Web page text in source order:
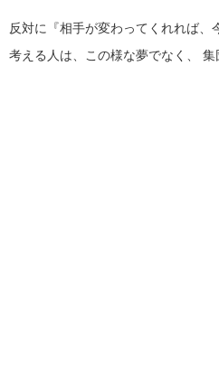
反対に『相手が変わってくれれば、
考える人は、この様な夢でなく、
集